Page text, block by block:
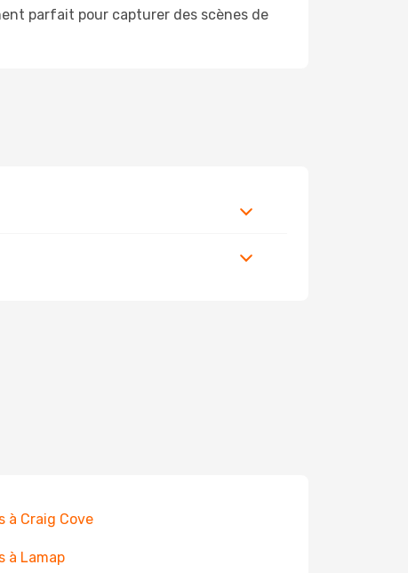
parfait pour capturer des scènes de
à Craig Cove
à Lamap